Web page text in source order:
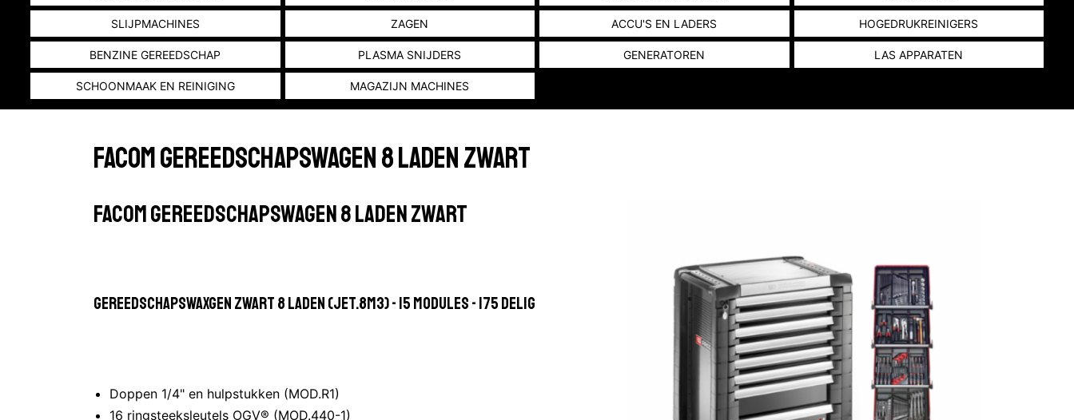
SLIJPMACHINES ZAGEN ACCU'S EN LADERS HOGEDRUKREINIGERS
BENZINE GEREEDSCHAP PLASMA SNIJDERS GENERATOREN LAS APPARATEN
SCHOONMAAK EN REINIGING MAGAZIJN MACHINES
Facom gereedschapswagen 8 laden zwart
Facom gereedschapswagen 8 laden zwart
Gereedschapswaxgen zwart 8 laden (JET.8M3) - 15 modules - 175 delig
Doppen 1/4" en hulpstukken (MOD.R1)
16 ringsteeksleutels OGV® (MOD.440-1)